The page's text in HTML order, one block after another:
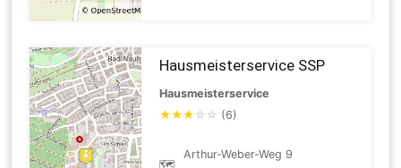
Hausmeisterservice SSP
Hausmeisterservice
★★★ ☆ ☆ (6)
🗺
Arthur-Weber-Weg 9